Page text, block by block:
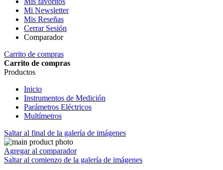
Mi Newsletter
Mis Reseñas
Cerrar Sesión
Comparador
Carrito de compras
Carrito de compras
Productos
Inicio
Instrumentos de Medición
Parámetros Eléctricos
Multímetros
Saltar al final de la galería de imágenes
Agregar al comparador
Saltar al comienzo de la galería de imágenes